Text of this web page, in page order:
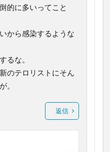
的に多いってこと
から感染するような
るな。
のテロリストにそん
。
返信